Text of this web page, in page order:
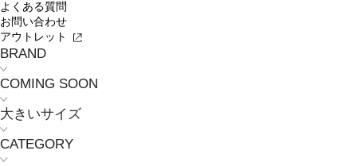
よくある質問
お問い合わせ
アウトレット
BRAND
COMING SOON
大きいサイズ
CATEGORY